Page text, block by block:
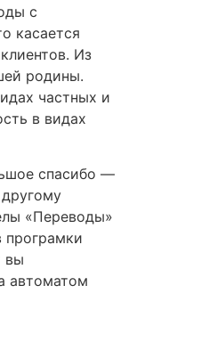
с
касается
Из
родины.
частных и
в видах
спасибо —
«Переводы»
програмки
вы
автоматом